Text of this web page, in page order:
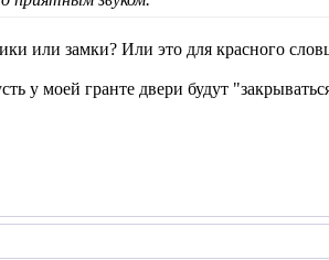
или замки? Или это для красного
у моей гранте двери будут